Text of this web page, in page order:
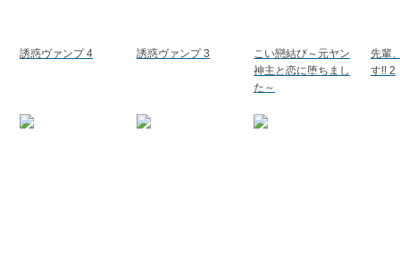
誘惑ヴァンプ 4 誘惑ヴァンプ 3
こい戀結び～元ヤン
神主と恋に堕ちまし
た～
先輩
す!! 2